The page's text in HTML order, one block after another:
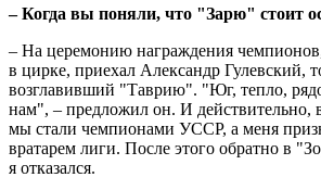
– Когда вы поняли, что "Зарю" стоит
– На церемонию награждения
в цирке, приехал Александр Гулевский,
возглавивший "Таврию". "Юг, тепло,
нам", – предложил он. И действительно,
мы стали чемпионами УССР, а меня
вратарем лиги. После этого обратно в
я отказался.